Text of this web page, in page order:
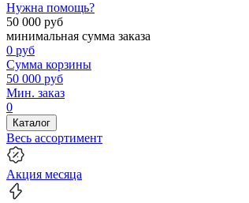
Нужна помощь?
50 000 руб
минимальная сумма заказа
0 руб
Сумма корзины
50 000 руб
Мин. заказ
0
Каталог
Весь ассортимент
Акция месяца